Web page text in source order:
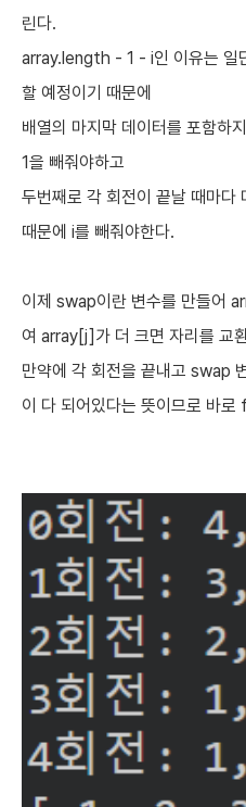
린다.
array.length - 1 - i인 이유는
할 예정이기 때문에
배열의 마지막 데이터를 포함하
1을 빼줘야하고
두번째로 각 회전이 끝날 때마다
때문에 i를 빼줘야한다.
이제 swap이란 변수를 만들어
여 array[j]가 더 크면 자리를 교
만약에 각 회전을 끝내고 swap
이 다 되어있다는 뜻이므로 바로